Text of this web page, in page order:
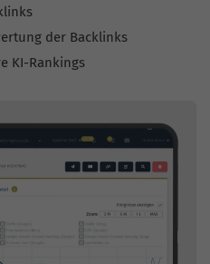
der Backlinks
KI-Rankings